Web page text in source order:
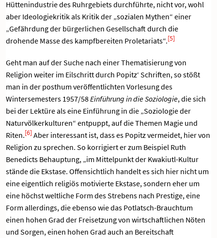
Hüttenindustrie des Ruhrgebiets durchführte, nicht vor, wohl
aber Ideologiekritik als Kritik der „sozialen Mythen“ einer
„Gefährdung der bürgerlichen Gesellschaft durch die
drohende Masse des kampfbereiten Proletariats“.[5]
Geht man auf der Suche nach einer Thematisierung von
Religion weiter im Eilschritt durch Popitz‘ Schriften, so stößt
man in der posthum veröffentlichten Vorlesung des
Wintersemesters 1957/58Einführung in die Soziologie, die sich
bei der Lektüre als eine Einführung in die „Soziologie der
Naturvölkerkulturen“ entpuppt, auf die Themen Magie und
Riten.[6] Aber interessant ist, dass es Popitz vermeidet, hier von
Religion zu sprechen. So korrigiert er zum Beispiel Ruth
Benedicts Behauptung, „im Mittelpunkt der Kwakiutl-Kultur
stände die Ekstase. Offensichtlich handelt es sich hier nicht um
eine eigentlich religiös motivierte Ekstase, sondern eher um
eine höchst weltliche Form des Strebens nach Prestige, eine
Form allerdings, die ebenso wie das Potlatsch-Brauchtum
einen hohen Grad der Freisetzung von wirtschaftlichen Nöten
und Sorgen, einen hohen Grad auch an Bereitschaft